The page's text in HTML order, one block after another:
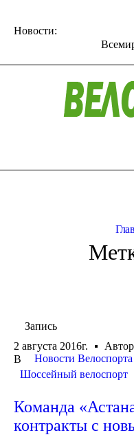
Новости:
Запись
2 августа 2016г.
В
Новости Велоспорта
Шоссейный велоспорт
Команда
контракты с